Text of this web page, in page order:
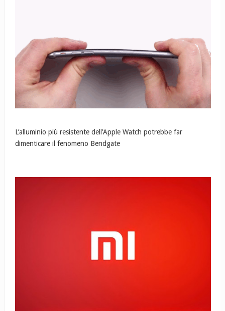
L’alluminio più resistente dell’Apple Watch potrebbe far
dimenticare il fenomeno Bendgate